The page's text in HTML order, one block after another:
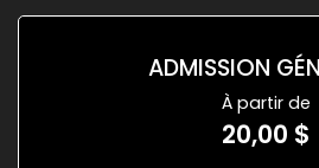
ADMISSION
À partir de
20,00 $